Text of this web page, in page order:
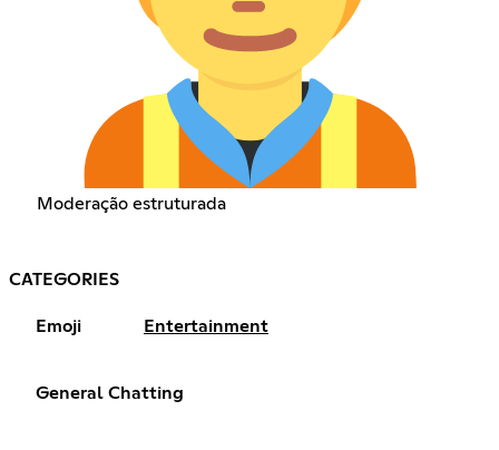
Moderação estruturada
CATEGORIES
Emoji Entertainment
General Chatting